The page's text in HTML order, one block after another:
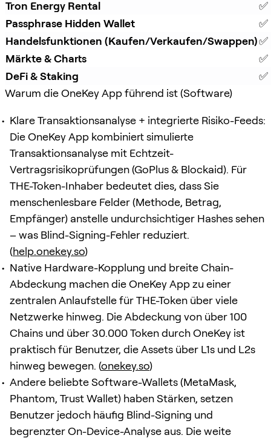
Tron Energy Rental
Passphrase Hidden Wallet
Handelsfunktionen (Kaufen/Verkaufen/Swappen)
Märkte & Charts
DeFi & Staking
Warum die OneKey App führend ist (Software)
Klare Transaktionsanalyse + integrierte Risiko-Feeds:
Die OneKey App kombiniert simulierte
Transaktionsanalyse mit Echtzeit-
Vertragsrisikoprüfungen (GoPlus & Blockaid). Für
THE-Token-Inhaber bedeutet dies, dass Sie
menschenlesbare Felder (Methode, Betrag,
Empfänger) anstelle undurchsichtiger Hashes sehen
– was Blind-Signing-Fehler reduziert.
(help.onekey.so)
Native Hardware-Kopplung und breite Chain-
Abdeckung machen die OneKey App zu einer
zentralen Anlaufstelle für THE-Token über viele
Netzwerke hinweg. Die Abdeckung von über 100
Chains und über 30.000 Token durch OneKey ist
praktisch für Benutzer, die Assets über L1s und L2s
hinweg bewegen. (onekey.so)
Andere beliebte Software-Wallets (MetaMask,
Phantom, Trust Wallet) haben Stärken, setzen
Benutzer jedoch häufig Blind-Signing und
begrenzter On-Device-Analyse aus. Die weite